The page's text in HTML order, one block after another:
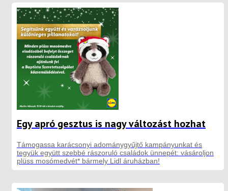
Egy apró gesztus is nagy változást hozhat
Támogassa karácsonyi adománygyűjtő kampányunkat és
tegyük együtt szebbé rászoruló családok ünnepét: vásároljon
plüss mosómedvét* bármely Lidl áruházban!